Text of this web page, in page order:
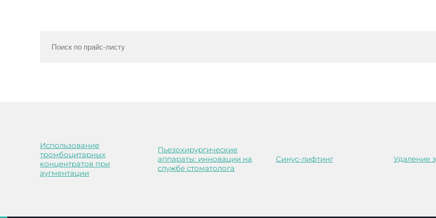
Использование
тромбоцитарных
концентратов при
аугментации
Пьезохирургические
аппараты: инновации на
службе стоматолога
Синус-лифтинг Удаление